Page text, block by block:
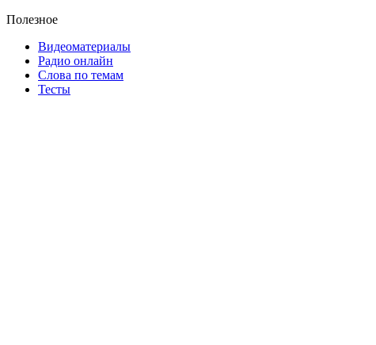
Полезное
Видеоматериалы
Радио онлайн
Слова по темам
Тесты